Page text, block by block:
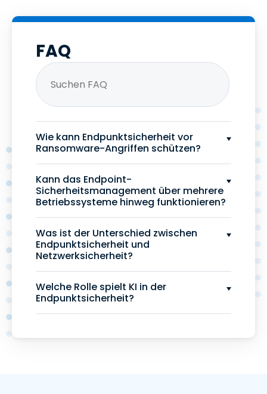
FAQ
Wie kann Endpunktsicherheit vor
Ransomware-Angriffen schützen?
Kann das Endpoint-
Sicherheitsmanagement über mehrere
Betriebssysteme hinweg funktionieren?
Was ist der Unterschied zwischen
Endpunktsicherheit und
Netzwerksicherheit?
Welche Rolle spielt KI in der
Endpunktsicherheit?